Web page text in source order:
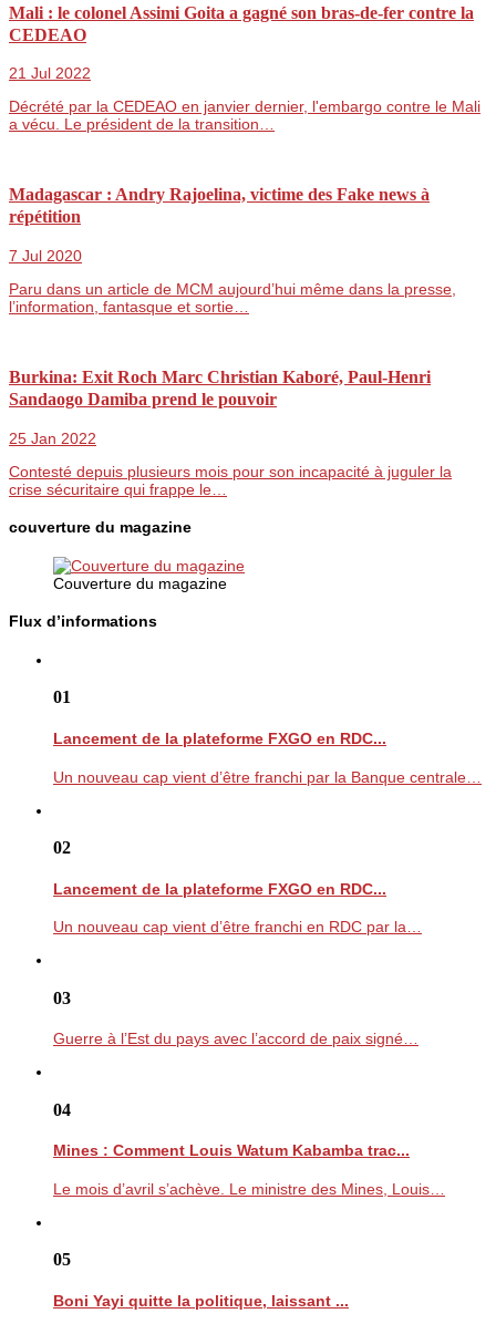
Mali : le colonel Assimi Goita a gagné son bras-de-fer contre la
CEDEAO
21 Jul 2022
Décrété par la CEDEAO en janvier dernier, l'embargo contre le Mali
a vécu. Le président de la transition…
Madagascar : Andry Rajoelina, victime des Fake news à
répétition
7 Jul 2020
Paru dans un article de MCM aujourd’hui même dans la presse,
l’information, fantasque et sortie…
Burkina: Exit Roch Marc Christian Kaboré, Paul-Henri
Sandaogo Damiba prend le pouvoir
25 Jan 2022
Contesté depuis plusieurs mois pour son incapacité à juguler la
crise sécuritaire qui frappe le…
couverture du magazine
Couverture du magazine
Flux d’informations
01
Lancement de la plateforme FXGO en RDC...
Un nouveau cap vient d’être franchi par la Banque centrale…
02
Lancement de la plateforme FXGO en RDC...
Un nouveau cap vient d’être franchi en RDC par la…
03
Guerre à l’Est du pays avec l’accord de paix signé…
04
Mines : Comment Louis Watum Kabamba trac...
Le mois d’avril s’achève. Le ministre des Mines, Louis…
05
Boni Yayi quitte la politique, laissant ...